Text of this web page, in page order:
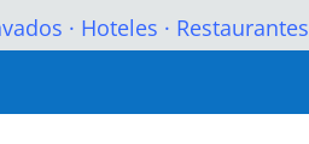
· Hoteles · Restaurantes